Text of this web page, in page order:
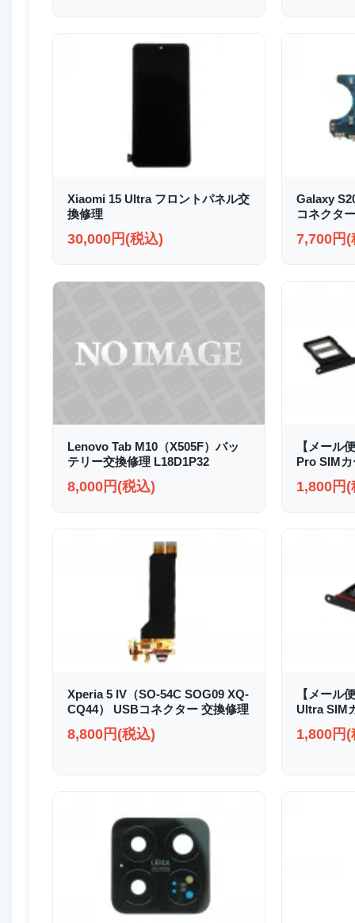
Xiaomi 15 Ultra フロントパネル交
換修理
30,000円(税込)
Galaxy
コネクタ
7,700円(
Lenovo Tab M10（X505F）バッ
テリー交換修理 L18D1P32
8,000円(税込)
【メール
Pro SIM
1,800円(
Xperia 5 IV（SO-54C SOG09 XQ-
CQ44） USBコネクター 交換修理
8,800円(税込)
【メール
Ultra SIM
1,800円(